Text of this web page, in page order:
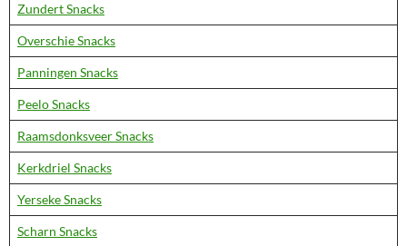
Zundert Snacks
Overschie Snacks
Panningen Snacks
Peelo Snacks
Raamsdonksveer Snacks
Kerkdriel Snacks
Yerseke Snacks
Scharn Snacks